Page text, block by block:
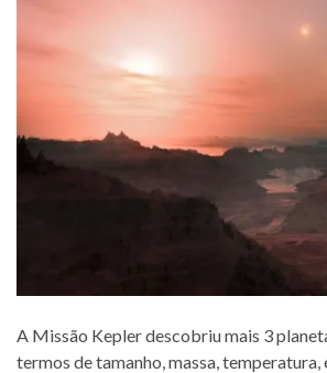
A Missão Kepler descobriu mais 3
termos de tamanho, massa, temperatura,